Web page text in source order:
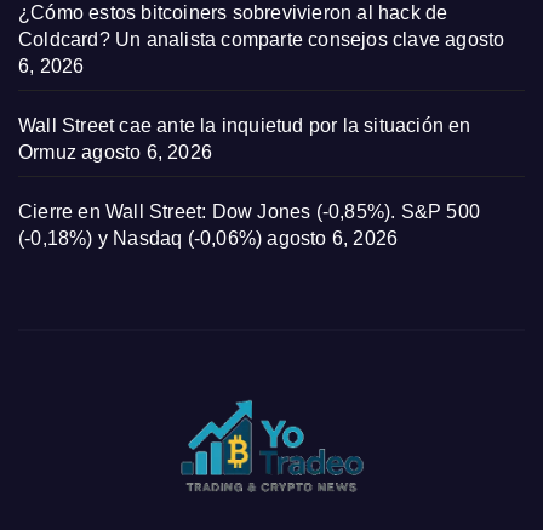
¿Cómo estos bitcoiners sobrevivieron al hack de
Coldcard? Un analista comparte consejos clave agosto
6, 2026
Wall Street cae ante la inquietud por la situación en
Ormuz agosto 6, 2026
Cierre en Wall Street: Dow Jones (-0,85%). S&P 500
(-0,18%) y Nasdaq (-0,06%) agosto 6, 2026